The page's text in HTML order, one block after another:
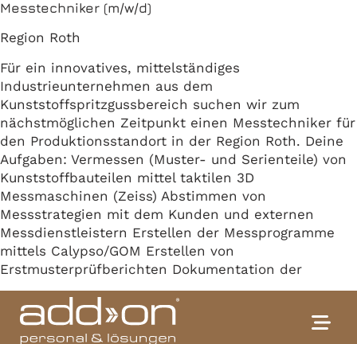
Messtechniker (m/w/d)
Region Roth
Für ein innovatives, mittelständiges
Industrieunternehmen aus dem
Kunststoffspritzgussbereich suchen wir zum
nächstmöglichen Zeitpunkt einen Messtechniker für
den Produktionsstandort in der Region Roth. Deine
Aufgaben: Vermessen (Muster- und Serienteile) von
Kunststoffbauteilen mittel taktilen 3D
Messmaschinen (Zeiss) Abstimmen von
Messstrategien mit dem Kunden und externen
Messdienstleistern Erstellen der Messprogramme
mittels Calypso/GOM Erstellen von
Erstmusterprüfberichten Dokumentation der